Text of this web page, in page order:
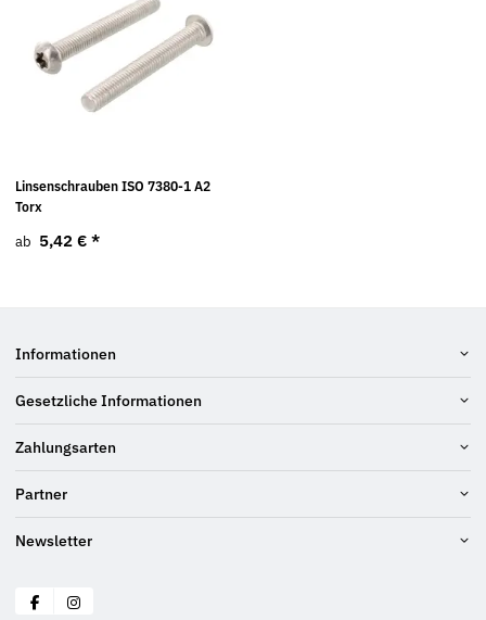
Linsenschrauben ISO 7380-1 A2
Torx
ab 5,42 € *
Informationen
Gesetzliche Informationen
Zahlungsarten
Partner
Newsletter